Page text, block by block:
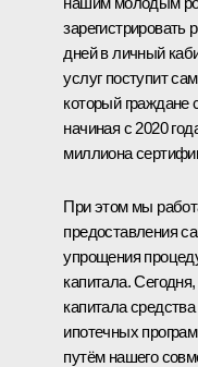
зарегистрировать
дней в личный
услуг поступит
который граждане
начиная с 2020
миллиона
При этом мы
предоставления
упрощения
капитала.
капитала
ипотечных
путём нашего